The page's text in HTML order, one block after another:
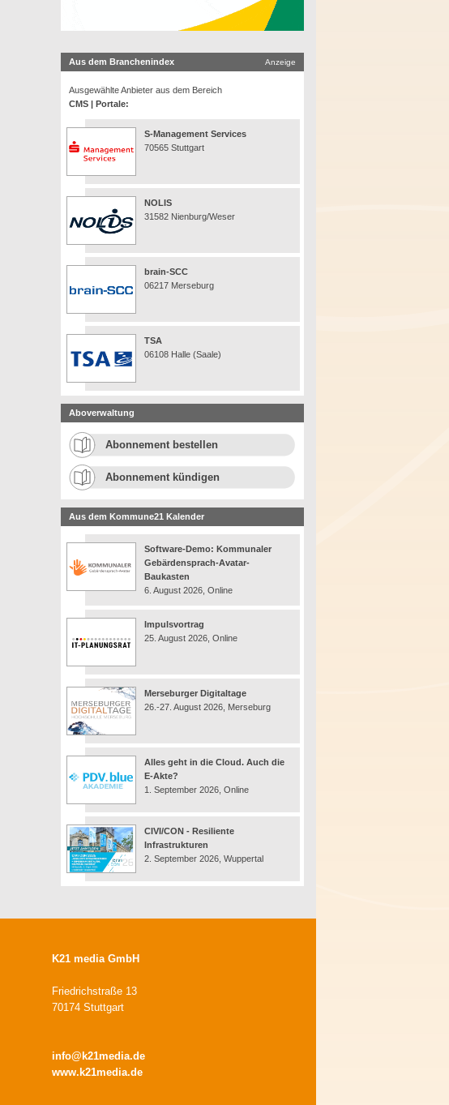
Aus dem Branchenindex Anzeige
Ausgewählte Anbieter aus dem Bereich
CMS | Portale:
S-Management Services
70565 Stuttgart
NOLIS
31582 Nienburg/Weser
brain-SCC
06217 Merseburg
TSA
06108 Halle (Saale)
Aboverwaltung
Abonnement bestellen
Abonnement kündigen
Aus dem Kommune21 Kalender
Software-Demo: Kommunaler
Gebärdensprach-Avatar-
Baukasten
6. August 2026, Online
Impulsvortrag
25. August 2026, Online
Merseburger Digitaltage
26.-27. August 2026, Merseburg
Alles geht in die Cloud. Auch die
E-Akte?
1. September 2026, Online
CIVI/CON - Resiliente
Infrastrukturen
2. September 2026, Wuppertal
K21 media GmbH
Friedrichstraße 13
70174 Stuttgart
info@k21media.de
www.k21media.de